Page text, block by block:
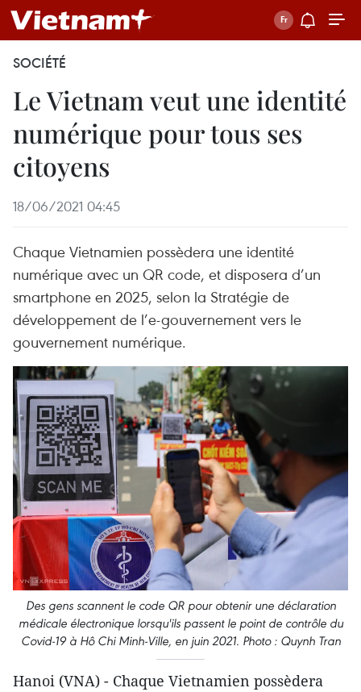
SOCIÉTÉ
Le Vietnam veut une identité
numérique pour tous ses
citoyens
18/06/2021 04:45
Chaque Vietnamien possèdera une identité
numérique avec un QR code, et disposera d’un
smartphone en 2025, selon la Stratégie de
développement de l’e-gouvernement vers le
gouvernement numérique.
Des gens scannent le code QR pour obtenir une déclaration
médicale électronique lorsqu'ils passent le point de contrôle du
Covid-19 à Hô Chi Minh-Ville, en juin 2021. Photo : Quynh Tran
Hanoi (VNA) - Chaque Vietnamien possèdera